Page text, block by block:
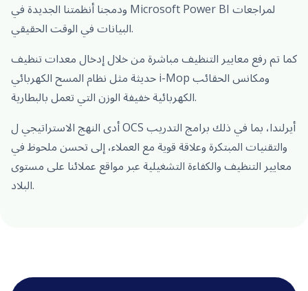
ودمجنا أنظمتنا الجديدة في Microsoft Power BI لمراجعات
البيانات في الوقت الحقيقي.
كما تم رفع معايير التنظيف مباشرة من خلال إدخال معدات تنظيف
حديثة مثل نظام المسح الكهربائي i-Mop ومكانس الحقائب
الكهربائية خفيفة الوزن التي تعمل بالبطارية.
أدى النهج الاستراتيجي ل OCS أيرلندا، بما في ذلك برامج التدريب
والتقنيات المبتكرة وعلاقة قوية مع العملاء، إلى تحسن ملحوظ في
معايير التنظيف والكفاءة التشغيلية عبر مواقع عملائنا على مستوى
البلاد.